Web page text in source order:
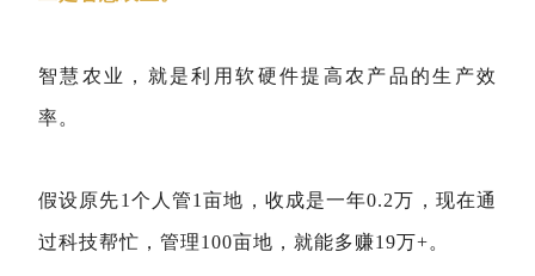
智慧农业，就是利用软硬件提高农产品的生产效
率。
假设原先1个人管1亩地，收成是一年0.2万，现在通
过科技帮忙，管理100亩地，就能多赚19万+。